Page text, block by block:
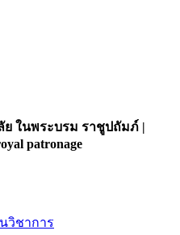
ย ในพระบรม ราชูปถัมภ์ |
patronage
วิชาการ